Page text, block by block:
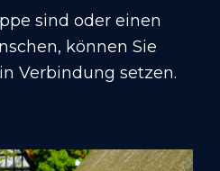
sind oder einen
können Sie
Verbindung setzen.